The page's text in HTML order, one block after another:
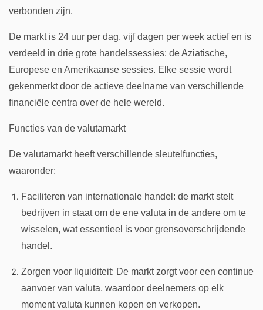
verbonden zijn.
De markt is 24 uur per dag, vijf dagen per week actief en is
verdeeld in drie grote handelssessies: de Aziatische,
Europese en Amerikaanse sessies. Elke sessie wordt
gekenmerkt door de actieve deelname van verschillende
financiële centra over de hele wereld.
Functies van de valutamarkt
De valutamarkt heeft verschillende sleutelfuncties,
waaronder:
Faciliteren van internationale handel: de markt stelt
bedrijven in staat om de ene valuta in de andere om te
wisselen, wat essentieel is voor grensoverschrijdende
handel.
Zorgen voor liquiditeit: De markt zorgt voor een continue
aanvoer van valuta, waardoor deelnemers op elk
moment valuta kunnen kopen en verkopen.